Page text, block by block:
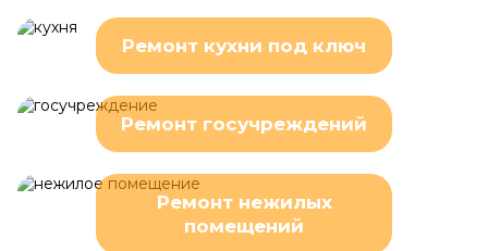
Ремонт кухни под ключ
Ремонт госучреждений
Ремонт нежилых
помещений